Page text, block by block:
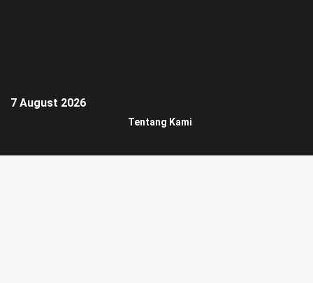
7 August 2026
Tentang Kami